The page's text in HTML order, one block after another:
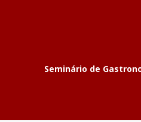
Seminário de